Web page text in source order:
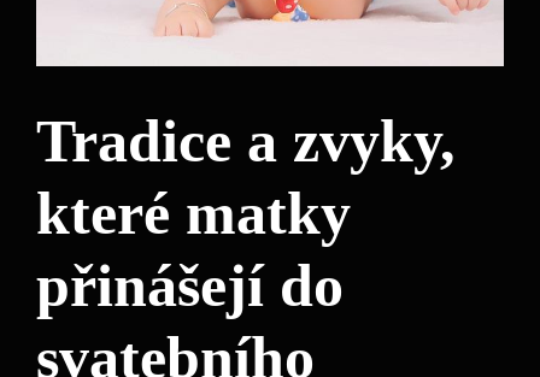
Tradice a zvyky,
které matky
přinášejí do
svatebního